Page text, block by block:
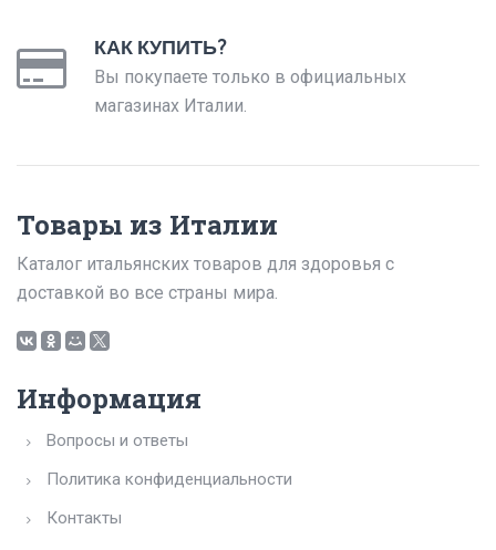
КАК КУПИТЬ?
Вы покупаете только в официальных
магазинах Италии.
Товары из Италии
Каталог итальянских товаров для здоровья с
доставкой во все страны мира.
Информация
Вопросы и ответы
Политика конфиденциальности
Контакты